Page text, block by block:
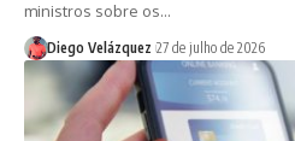
ministros sobre os…
Diego Velázquez 27 de julho de 2026